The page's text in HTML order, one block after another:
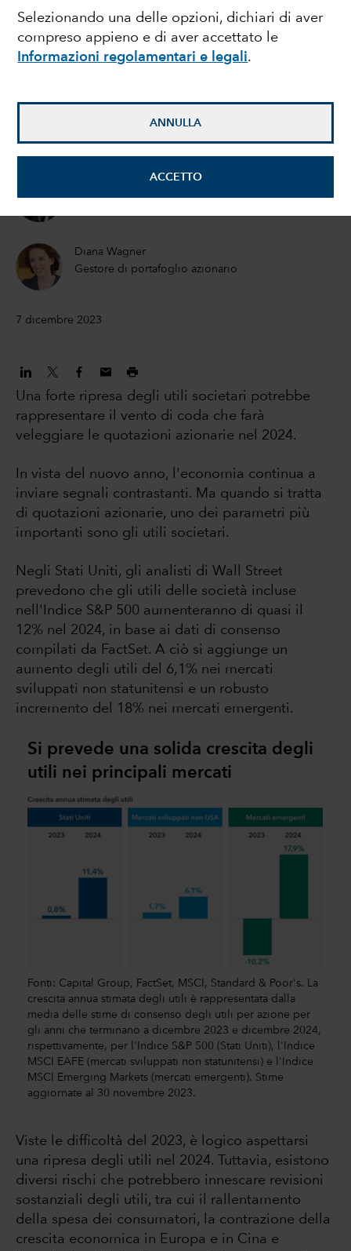
Selezionando una delle opzioni, dichiari di aver
compreso appieno e di aver accettato le
Informazioni regolamentari e legali.
ANNULLA
ACCETTO
mercato azionario: è
ora di diversificare
Lawrence Kymisis
Portfolio Manager
Diana Wagner
Gestore di portafoglio azionario
7 dicembre 2023
Una forte ripresa degli utili societari potrebbe
rappresentare il vento di coda che farà
veleggiare le quotazioni azionarie nel 2024.
In vista del nuovo anno, l'economia continua a
inviare segnali contrastanti. Ma quando si tratta
di quotazioni azionarie, uno dei parametri più
importanti sono gli utili societari.
Negli Stati Uniti, gli analisti di Wall Street
prevedono che gli utili delle società incluse
nell'Indice S&P 500 aumenteranno di quasi il
12% nel 2024, in base ai dati di consenso
compilati da FactSet. A ciò si aggiunge un
aumento degli utili del 6,1% nei mercati
sviluppati non statunitensi e un robusto
incremento del 18% nei mercati emergenti.
Si prevede una solida crescita degli
utili nei principali mercati
Fonti: Capital Group, FactSet, MSCI, Standard & Poor's. La
crescita annua stimata degli utili è rappresentata dalla
media delle stime di consenso degli utili per azione per
gli anni che terminano a dicembre 2023 e dicembre 2024,
rispettivamente, per l'Indice S&P 500 (Stati Uniti), l'Indice
MSCI EAFE (mercati sviluppati non statunitensi) e l'Indice
MSCI Emerging Markets (mercati emergenti). Stime
aggiornate al 30 novembre 2023.
Viste le difficoltà del 2023, è logico aspettarsi
una ripresa degli utili nel 2024. Tuttavia, esistono
diversi rischi che potrebbero innescare revisioni
sostanziali degli utili, tra cui il rallentamento
della spesa dei consumatori, la contrazione della
crescita economica in Europa e in Cina e